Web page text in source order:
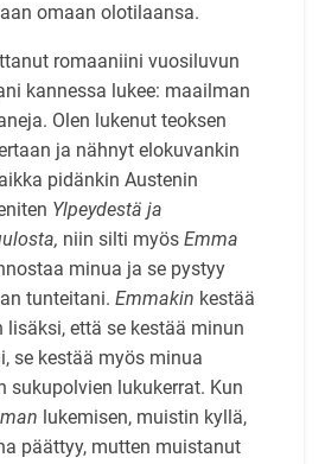
omaan olotilaansa.
romaaniini vuosiluvun
kannessa lukee: maailman
Olen lukenut teoksen
ja nähnyt elokuvankin
pidänkin Austenin
Ylpeydestä ja
niin silti myös Emma
minua ja se pystyy
tunteitani. Emmakin kestää
lisäksi, että se kestää minun
se kestää myös minua
sukupolvien lukukerrat. Kun
lukemisen, muistin kyllä,
päättyy, mutten muistanut